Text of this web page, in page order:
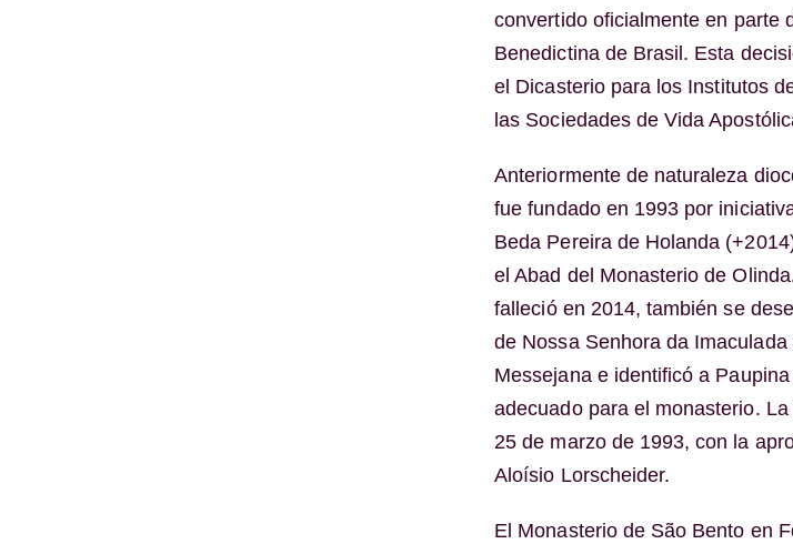
convertido oficialmente en parte
Benedictina de Brasil. Esta
el Dicasterio para los Institutos
las Sociedades de Vida
Anteriormente de naturaleza
fue fundado en 1993 por
Beda Pereira de Holanda
el Abad del Monasterio de
falleció en 2014, también se
de Nossa Senhora da
Messejana e identificó a
adecuado para el monasterio.
25 de marzo de 1993, con la
Aloísio Lorscheider.
El Monasterio de São Bento en